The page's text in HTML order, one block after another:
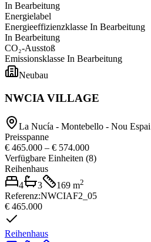
In Bearbeitung
Energielabel
Energieeffizienzklasse In Bearbeitung
In Bearbeitung
CO₂-Ausstoß
Emissionsklasse In Bearbeitung
Neubau
NWCIA VILLAGE
La Nucía - Montebello - Nou Espai
Preisspanne
€ 465.000 – € 574.000
Verfügbare Einheiten (8)
Reihenhaus
4
3 169 m2
Referenz:NWCIAF2_05
€ 465.000
Reihenhaus